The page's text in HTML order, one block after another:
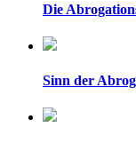
Die
Sinn der